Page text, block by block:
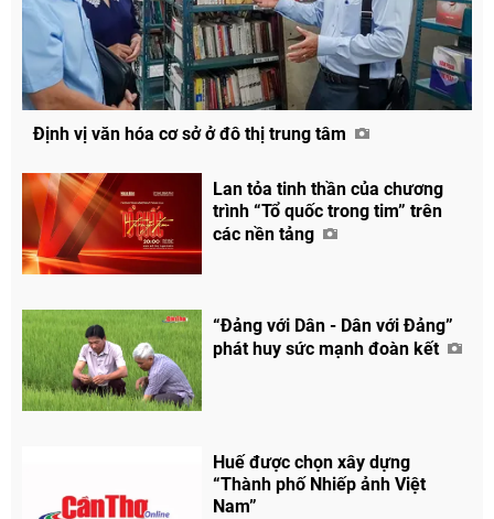
Chia sẻ
Facebook
Định vị văn hóa cơ sở ở đô thị trung tâm
Lan tỏa tinh thần của chương
trình “Tổ quốc trong tim” trên
các nền tảng
“Đảng với Dân - Dân với Đảng”
phát huy sức mạnh đoàn kết
Huế được chọn xây dựng
“Thành phố Nhiếp ảnh Việt
Nam”